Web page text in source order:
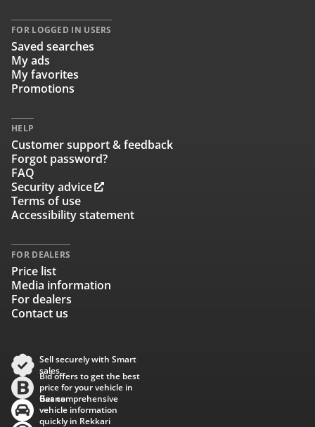
FOR LOGGED IN USERS
Saved searches
My ads
My favorites
Promotions
HELP
Customer support & feedback
Forgot password?
FAQ
Security advice
Terms of use
Accessibility statement
FOR DEALERS
Price list
Media information
For dealers
Contact us
Sell securely with Smart
sales
Bid offers to get the best
price for your vehicle in
Baana
Get comprehensive
vehicle information
quickly in Rekkari